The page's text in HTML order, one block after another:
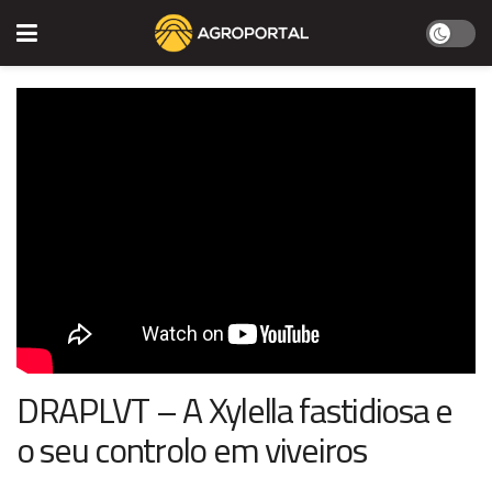
DRAPLVT – A Xylella fastidiosa e
o seu controlo em viveiros